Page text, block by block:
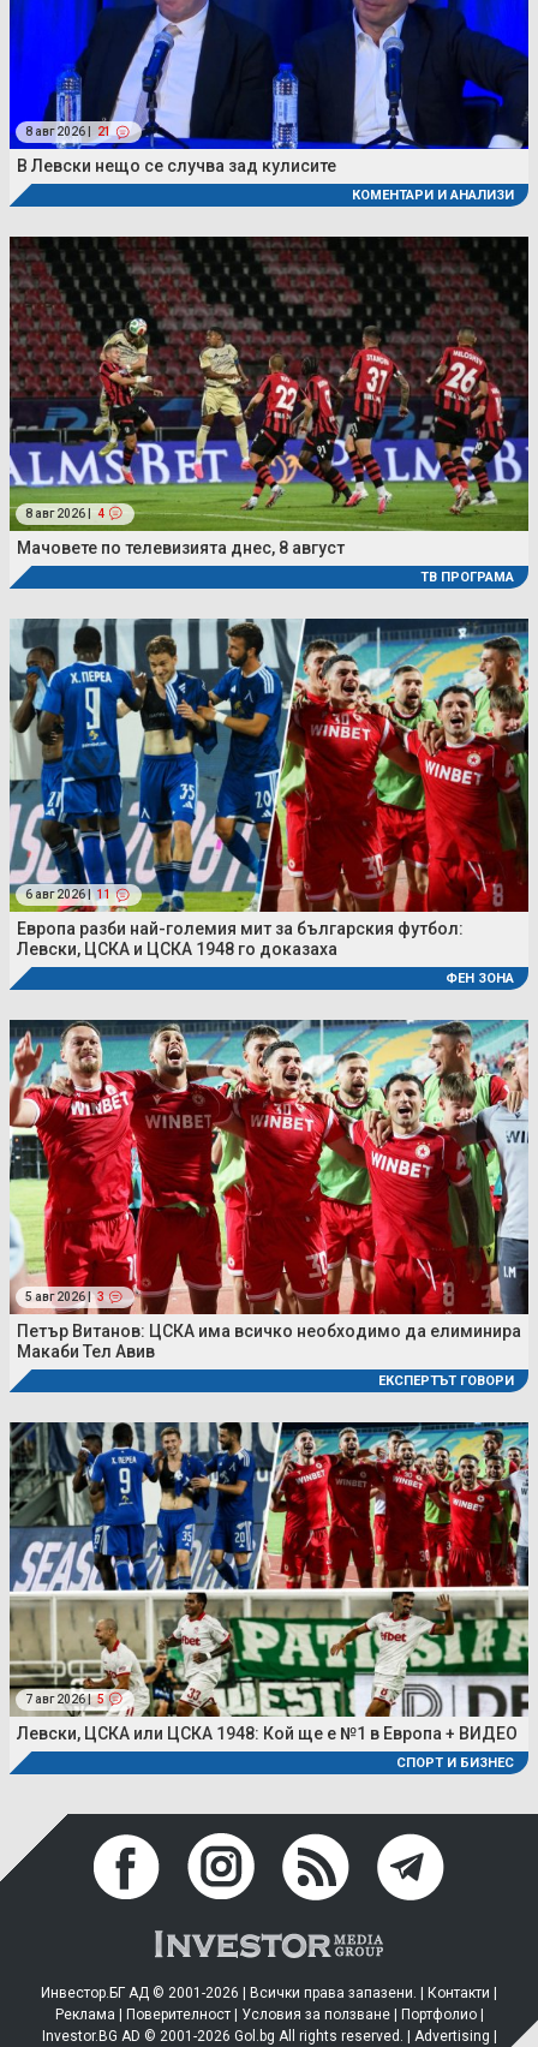
8 авг 2026 | 21
В Левски нещо се случва зад кулисите
КОМЕНТАРИ И АНАЛИЗИ
8 авг 2026 | 4
Мачовете по телевизията днес, 8 август
ТВ ПРОГРАМА
6 авг 2026 | 11
Европа разби най-големия мит за българския футбол:
Левски, ЦСКА и ЦСКА 1948 го доказаха
ФЕН ЗОНА
5 авг 2026 | 3
Петър Витанов: ЦСКА има всичко необходимо да елиминира
Макаби Тел Авив
ЕКСПЕРТЪТ ГОВОРИ
7 авг 2026 | 5
Левски, ЦСКА или ЦСКА 1948: Кой ще е №1 в Европа + ВИДЕО
СПОРТ И БИЗНЕС
Инвестор.БГ АД © 2001-2026 | Всички права запазени. | Контакти |
Реклама | Поверителност| Условия за ползване| Портфолио|
Investor.BG AD © 2001-2026 Gol.bg All rights reserved. | Advertising |